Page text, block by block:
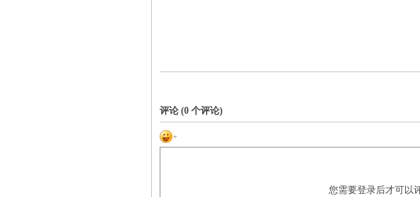
评论 (0 个评论)
您需要登录后才可以